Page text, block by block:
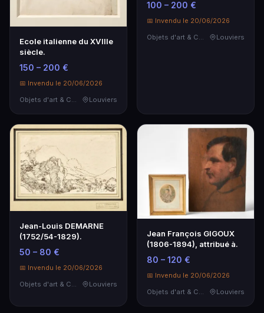
Ecole italienne du XVIIIe
siècle.
150 – 200 €
📅 Invendu le 20/06/2026
Objets d'art & Curiosités
Louviers
100 – 200 €
📅 Invendu le 20/06/2026
Objets d'art & Curiosités
Louviers
Jean-Louis DEMARNE
(1752/54-1829).
50 – 80 €
📅 Invendu le 20/06/2026
Objets d'art & Curiosités
Louviers
Jean François GIGOUX
(1806-1894), attribué à.
80 – 120 €
📅 Invendu le 20/06/2026
Objets d'art & Curiosités
Louviers